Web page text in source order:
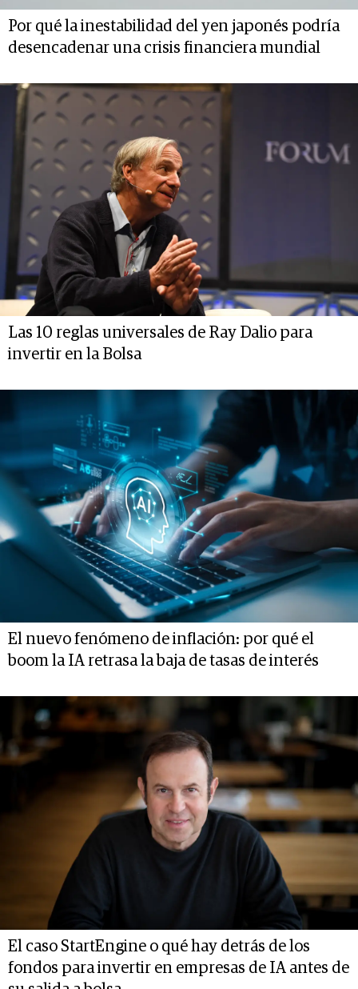
Por qué la inestabilidad del yen japonés podría
desencadenar una crisis financiera mundial
Las 10 reglas universales de Ray Dalio para
invertir en la Bolsa
El nuevo fenómeno de inflación: por qué el
boom la IA retrasa la baja de tasas de interés
El caso StartEngine o qué hay detrás de los
fondos para invertir en empresas de IA antes de